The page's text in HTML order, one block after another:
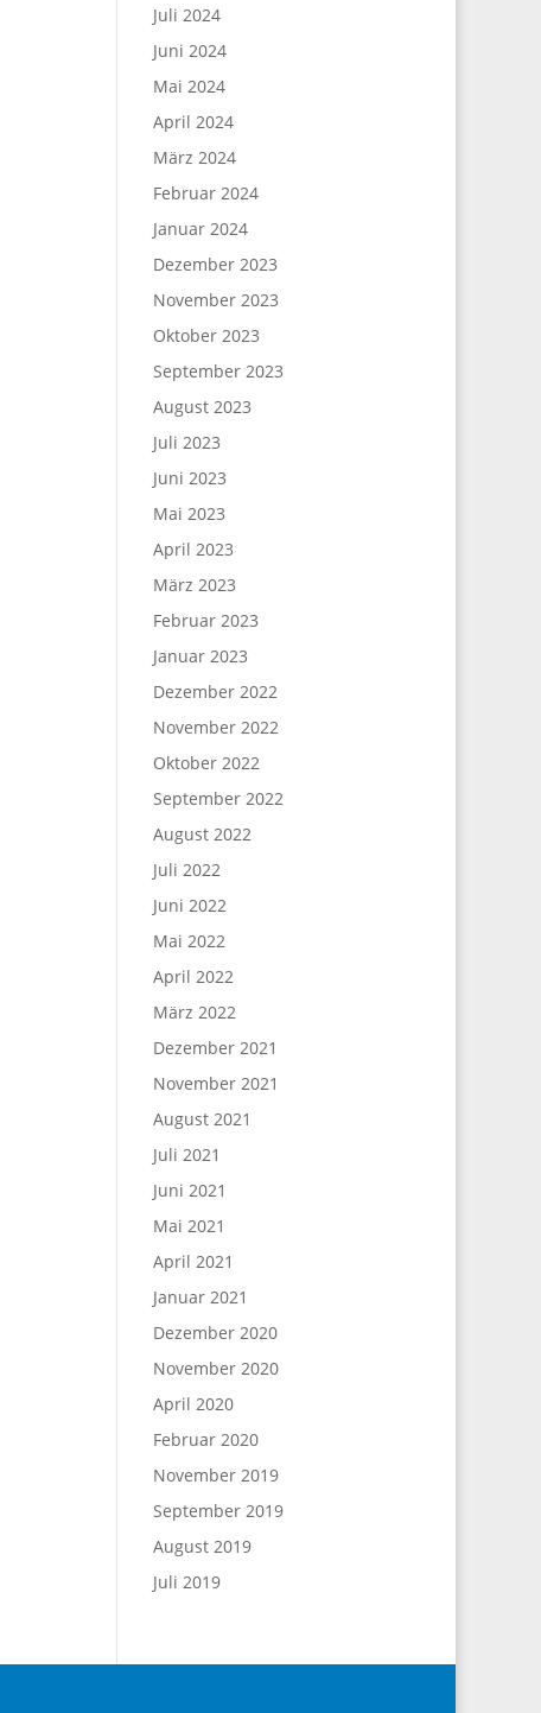
Juli 2024
Juni 2024
Mai 2024
April 2024
März 2024
Februar 2024
Januar 2024
Dezember 2023
November 2023
Oktober 2023
September 2023
August 2023
Juli 2023
Juni 2023
Mai 2023
April 2023
März 2023
Februar 2023
Januar 2023
Dezember 2022
November 2022
Oktober 2022
September 2022
August 2022
Juli 2022
Juni 2022
Mai 2022
April 2022
März 2022
Dezember 2021
November 2021
August 2021
Juli 2021
Juni 2021
Mai 2021
April 2021
Januar 2021
Dezember 2020
November 2020
April 2020
Februar 2020
November 2019
September 2019
August 2019
Juli 2019